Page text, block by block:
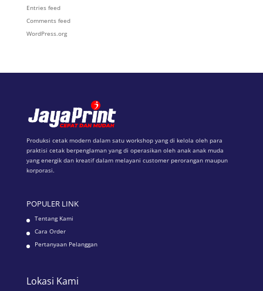
Entries feed
Comments feed
WordPress.org
Produksi cetak modern dalam satu workshop yang di kelola oleh para
praktisi cetak berpenglaman yang di operasikan oleh anak anak muda
yang energik dan kreatif dalam melayani customer perorangan maupun
korporasi.
POPULER LINK
Tentang Kami
Cara Order
Pertanyaan Pelanggan
Lokasi Kami